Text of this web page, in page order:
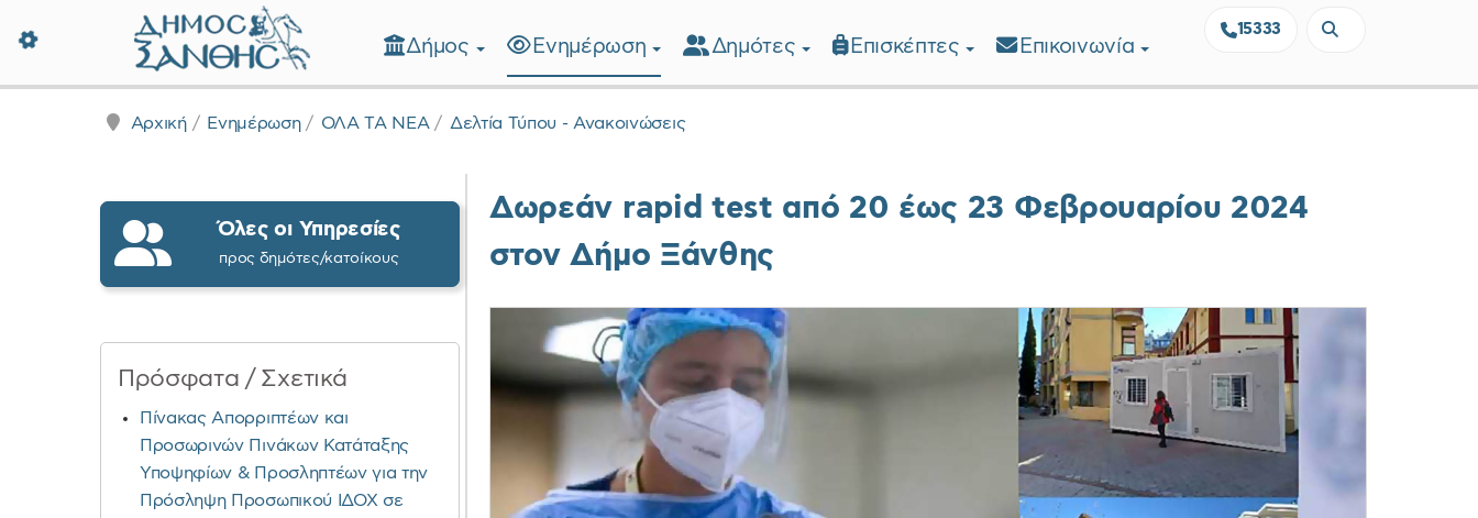
Δήμος Ξάνθης - Επίσημη Ιστοσελίδα
15333
Δήμος Ενημέρωση Δημότες Επισκέπτες Επικοινωνία
Αρχική Ενημέρωση ΟΛΑ ΤΑ ΝΕΑ Δελτία Τύπου - Ανακοινώσεις
Δωρεάν rapid test από 20 έως 23 Φεβρουαρίου 2024
στον Δήμο Ξάνθης
Όλες οι Υπηρεσίες
προς δημότες/κατοίκους
Πρόσφατα / Σχετικά
Πίνακας Απορριπτέων και
Προσωρινών Πινάκων Κατάταξης
Υποψηφίων & Προσληπτέων για την
Πρόσληψη Προσωπικού ΙΔΟΧ σε